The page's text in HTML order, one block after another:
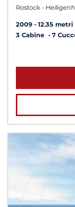
Rostock -
2009
12.35 metri
3 Cabine
7